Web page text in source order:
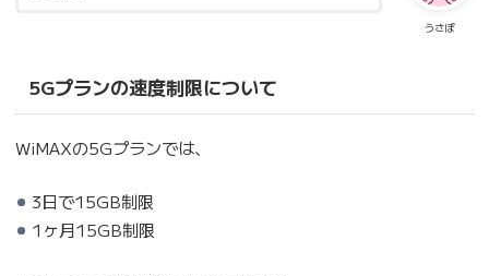
うさぽ
5Gプランの速度制限について
WiMAXの5Gプランでは、
3日で15GB制限
1ヶ月15GB制限